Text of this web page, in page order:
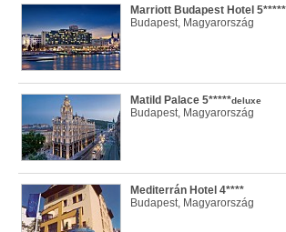
Marriott Budapest Hotel 5*****
Budapest, Magyarország
Matild Palace 5*****deluxe
Budapest, Magyarország
Mediterrán Hotel 4****
Budapest, Magyarország